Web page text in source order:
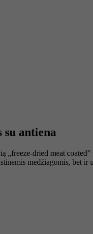
su antiena
dried meat
medžiagomis, bet